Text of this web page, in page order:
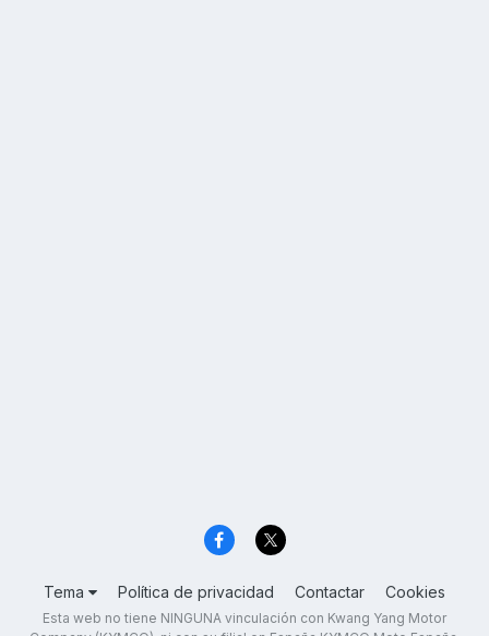
Tema Política de privacidad Contactar Cookies
Esta web no tiene NINGUNA vinculación con Kwang Yang Motor